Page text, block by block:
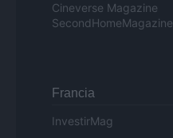
Cineverse Magazine
SecondHomeMagazine
Francia
InvestirMag